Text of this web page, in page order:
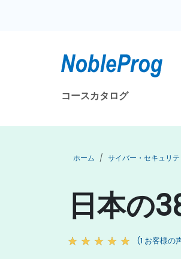
コースカタログ
ホーム サイバー・セキュリ
日本の
(1 お客様の